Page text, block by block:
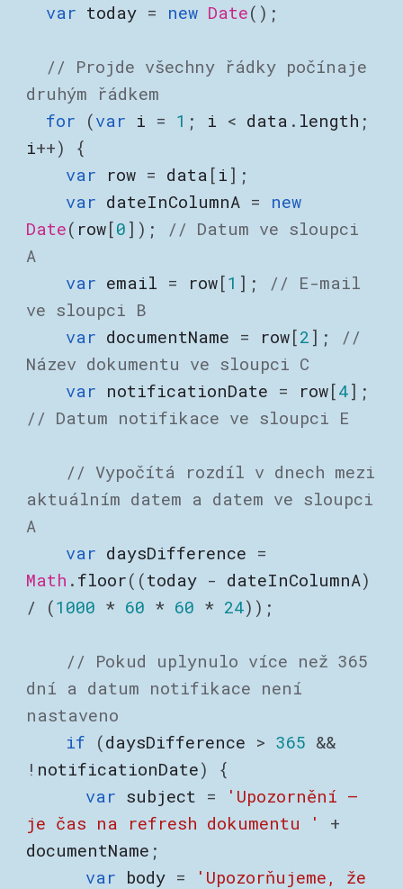
var today = new Date();
// Projde všechny řádky počínaje
druhým řádkem
for (var i = 1 ; i < data . length ;
i++) {
var row = data [ i ];
var dateInColumnA = new
Date( row[0 ]);
// Datum ve sloupci
A
var email = row[1 ];
// E-mail
ve sloupci B
var documentName = row[2 ];
//
Název dokumentu ve sloupci C
var notificationDate = row[4];
// Datum notifikace ve sloupci E
// Vypočítá rozdíl v dnech mezi
aktuálním datem a datem ve sloupci
A
var daysDifference =
Math . floor((today - dateInColumnA)
/ (1000 * 60 * 60 * 24));
// Pokud uplynulo více než 365
dní a datum notifikace není
nastaveno
if (daysDifference >365 &&
! notificationDate) {
var subject =
'Upozornění –
je čas na refresh dokumentu '
+
documentName ;
var body =
'Upozorňujeme, že